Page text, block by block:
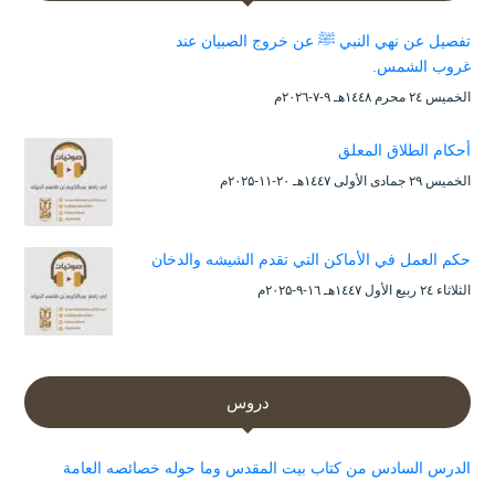
تفصيل عن نهي النبي ﷺ عن خروج الصبيان عند
غروب الشمس.
الخميس ۲٤ محرم ۱٤٤۸هـ ۹-۷-۲۰۲٦م
أحكام الطلاق المعلق
الخميس ۲۹ جمادى الأولى ۱٤٤۷هـ ۲۰-۱۱-۲۰۲۵م
حكم العمل في الأماكن التي تقدم الشيشه والدخان
الثلاثاء ۲٤ ربيع الأول ۱٤٤۷هـ ۱٦-۹-۲۰۲۵م
دروس
الدرس السادس من كتاب بيت المقدس وما حوله خصائصه العامة